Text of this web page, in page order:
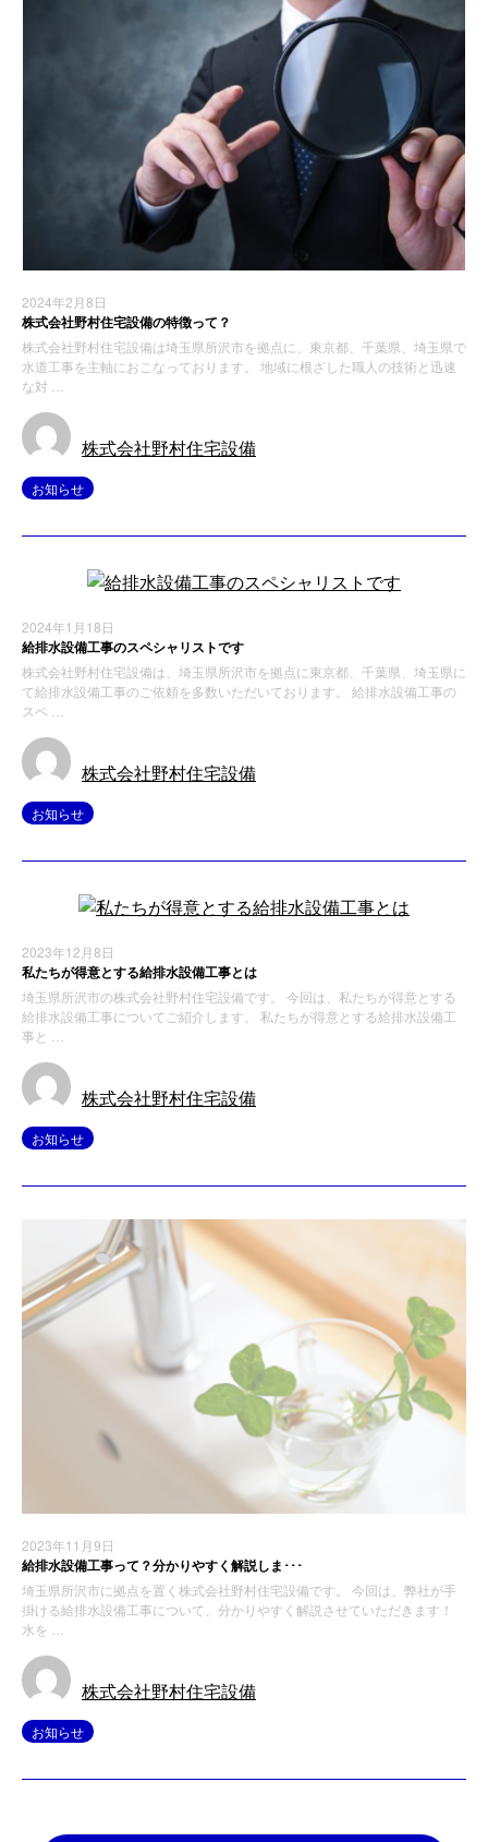
2024年2月8日
株式会社野村住宅設備の特徴って？
株式会社野村住宅設備は埼玉県所沢市を拠点に、東京都、千葉県、埼玉県で
水道工事を主軸におこなっております。 地域に根ざした職人の技術と迅速
な対 …
株式会社野村住宅設備
お知らせ
2024年1月18日
給排水設備工事のスペシャリストです
株式会社野村住宅設備は、埼玉県所沢市を拠点に東京都、千葉県、埼玉県に
て給排水設備工事のご依頼を多数いただいております。 給排水設備工事の
スペ …
株式会社野村住宅設備
お知らせ
2023年12月8日
私たちが得意とする給排水設備工事とは
埼玉県所沢市の株式会社野村住宅設備です。 今回は、私たちが得意とする
給排水設備工事についてご紹介します。 私たちが得意とする給排水設備工
事と …
株式会社野村住宅設備
お知らせ
2023年11月9日
給排水設備工事って？分かりやすく解説しま･･･
埼玉県所沢市に拠点を置く株式会社野村住宅設備です。 今回は、弊社が手
掛ける給排水設備工事について、分かりやすく解説させていただきます！
水を …
株式会社野村住宅設備
お知らせ